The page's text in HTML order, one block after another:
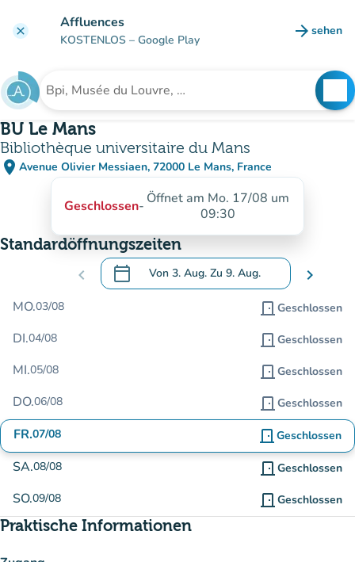
clear Affluences
KOSTENLOS – Google Play arrow_forward sehen
(new
Suche nach einer Einrichtung
BU Le Mans
Bibliothèque universitaire du Mans
place Avenue Olivier Messiaen, 72000 Le Mans, France
(in Google Maps öffnen)
(new tab)
Geschlossen- Öffnet am Mo. 17/08 um
09:30
Standardöffnungszeiten
chevron_left calendar_today Von 3. Aug. Zu 9. Aug.
.Öffnen Sie den Kalender, um Daten zu
chevron_right
MO.03/08 door_front Geschlossen
DI.04/08 door_front Geschlossen
MI.05/08 door_front Geschlossen
DO.06/08 door_front Geschlossen
FR.07/08 door_front Geschlossen
SA.08/08 door_front Geschlossen
SO.09/08 door_front Geschlossen
Praktische Informationen